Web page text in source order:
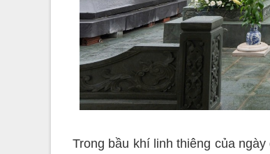
Trong bầu khí linh thiêng của